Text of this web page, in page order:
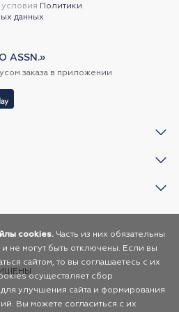
Политики
данных
ASSN.»
заказа в приложении
cookies. Часть из них обязательны
не могут быть отключены. Если вы
сайтом, то вы соглашаетесь с их
осуществляет сбор
улучшения сайта и формирования
Вы можете согласиться с их